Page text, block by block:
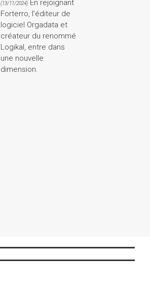
(13/11/2024) En rejoignant
Forterro, l’éditeur de
logiciel Orgadata et
créateur du renommé
Logikal, entre dans
une nouvelle
dimension.